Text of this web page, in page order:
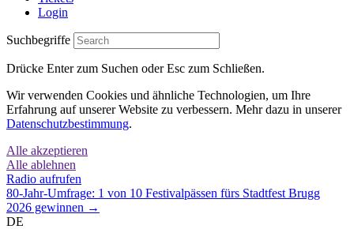
Login
Suchbegriffe
Drücke Enter zum Suchen oder Esc zum Schließen.
Wir verwenden Cookies und ähnliche Technologien, um Ihre
Erfahrung auf unserer Website zu verbessern. Mehr dazu in unserer
Datenschutzbestimmung.
Alle akzeptieren
Alle ablehnen
Radio aufrufen
80-Jahr-Umfrage: 1 von 10 Festivalpässen fürs Stadtfest Brugg
2026 gewinnen →
DE